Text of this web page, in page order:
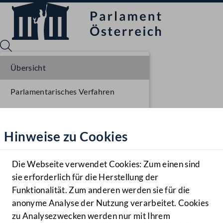
Hilfe
Benutzer
Navigationsmenü öffnen
MENÜ
Hinweise zu Cookies
Die Webseite verwendet Cookies: Zum einen sind
sie erforderlich für die Herstellung der
Funktionalität. Zum anderen werden sie für die
anonyme Analyse der Nutzung verarbeitet. Cookies
zu Analysezwecken werden nur mit Ihrem
Übersicht
Parlamentarisches Verfahren